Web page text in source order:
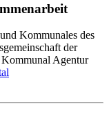
Kommunales des
der
Agentur